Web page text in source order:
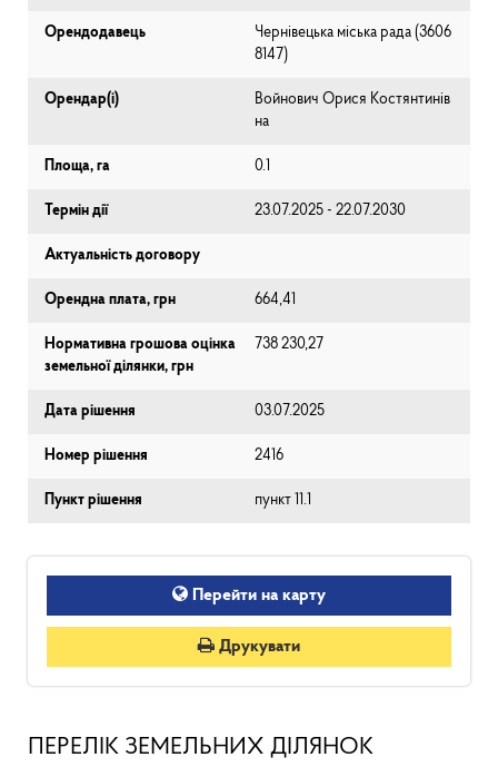
Орендодавець
Чернівецька міська рада (⁨3606
8147⁩)
Орендар(і)
Войнович Орися Костянтинів
на
Площа, га 0.1
Термін дії 23.07.2025 - 22.07.2030
Актуальність договору
Орендна плата, грн 664,41
Нормативна грошова оцінка
земельної ділянки, грн
738 230,27
Дата рішення 03.07.2025
Номер рішення 2416
Пункт рішення пункт 11.1
Перейти на карту
Друкувати
ПЕРЕЛІК ЗЕМЕЛЬНИХ ДІЛЯНОК